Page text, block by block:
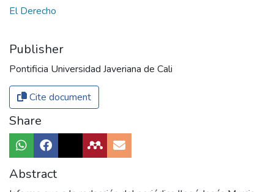
El Derecho
Publisher
Pontificia Universidad Javeriana de Cali
Cite document
Share
Abstract